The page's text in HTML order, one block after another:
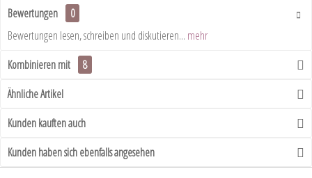
Bewertungen
0
Bewertungen lesen, schreiben und diskutieren... mehr
Kombinieren mit
8
Ähnliche Artikel
Kunden kauften auch
Kunden haben sich ebenfalls angesehen